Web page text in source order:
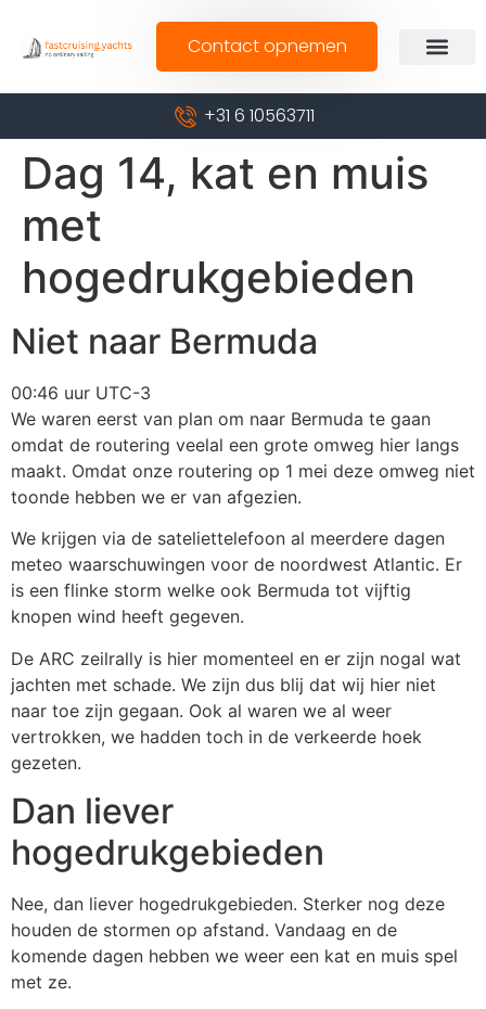
Contact opnemen
+31 6 10563711
Dag 14, kat en muis
met
hogedrukgebieden
Niet naar Bermuda
00:46 uur UTC-3
We waren eerst van plan om naar Bermuda te gaan
omdat de routering veelal een grote omweg hier langs
maakt. Omdat onze routering op 1 mei deze omweg niet
toonde hebben we er van afgezien.
We krijgen via de sateliettelefoon al meerdere dagen
meteo waarschuwingen voor de noordwest Atlantic. Er
is een flinke storm welke ook Bermuda tot vijftig
knopen wind heeft gegeven.
De ARC zeilrally is hier momenteel en er zijn nogal wat
jachten met schade. We zijn dus blij dat wij hier niet
naar toe zijn gegaan. Ook al waren we al weer
vertrokken, we hadden toch in de verkeerde hoek
gezeten.
Dan liever
hogedrukgebieden
Nee, dan liever hogedrukgebieden. Sterker nog deze
houden de stormen op afstand. Vandaag en de
komende dagen hebben we weer een kat en muis spel
met ze.